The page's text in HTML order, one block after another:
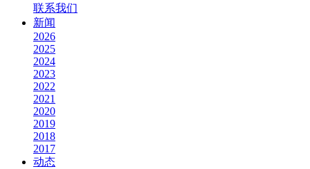
联系我们
新闻
2026
2025
2024
2023
2022
2021
2020
2019
2018
2017
动态